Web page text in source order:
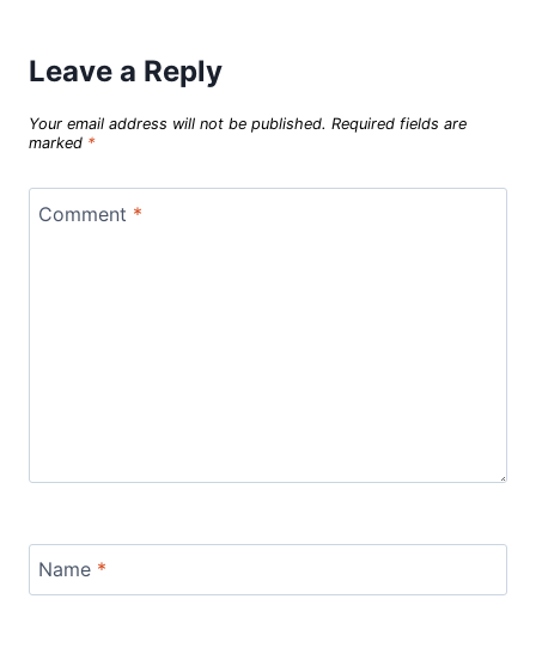
Leave a Reply
Your email address will not be published. Required fields are
marked *
Comment *
Name *